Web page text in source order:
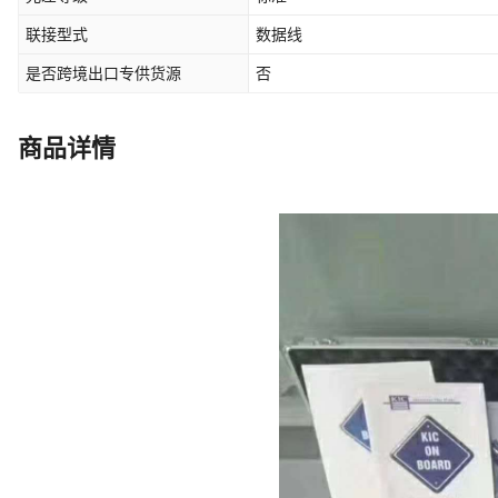
联接型式 数据线
是否跨境出口专供货源 否
商品详情